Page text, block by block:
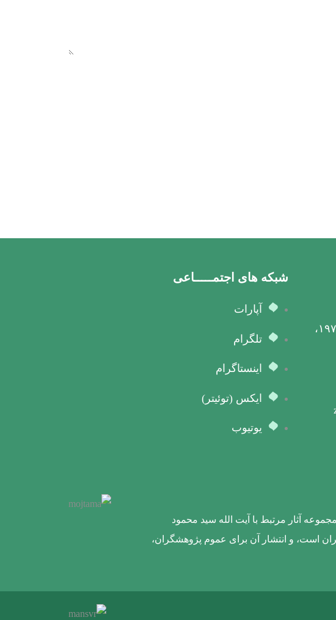
آدرس: ایرانشهر، بعد از آذر شهر، پلاک ۱۹۷،
شبکه های اجتمـــــاعی
آپارات
تلگرام
اینستاگرام
ایکس (توئیتر)
یوتیوب
آثار مرتبط با آیت الله سید محمود
است، و انتشار آن برای عموم پژوهشگران،